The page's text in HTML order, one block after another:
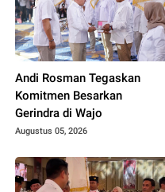
Andi Rosman Tegaskan
Komitmen Besarkan
Gerindra di Wajo
Augustus 05, 2026